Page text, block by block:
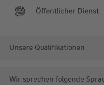
Öffentlicher Dienst
Unsere Qualifikationen
Wir sprechen folgende